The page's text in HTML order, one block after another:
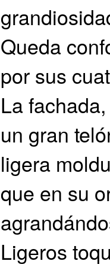
Queda
por sus
La
un gran
ligera
que en su
Ligeros